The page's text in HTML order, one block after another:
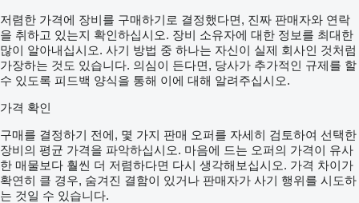
저렴한 가격에 장비를 구매하기로 결정했다면, 진짜 판매자와 연락
을 취하고 있는지 확인하십시오. 장비 소유자에 대한 정보를 최대한
많이 알아내십시오. 사기 방법 중 하나는 자신이 실제 회사인 것처럼
가장하는 것도 있습니다. 의심이 든다면, 당사가 추가적인 규제를 할
수 있도록 피드백 양식을 통해 이에 대해 알려주십시오.
가격 확인
구매를 결정하기 전에, 몇 가지 판매 오퍼를 자세히 검토하여 선택한
장비의 평균 가격을 파악하십시오. 마음에 드는 오퍼의 가격이 유사
한 매물보다 훨씬 더 저렴하다면 다시 생각해보십시오. 가격 차이가
확연히 클 경우, 숨겨진 결함이 있거나 판매자가 사기 행위를 시도하
는 것일 수 있습니다.